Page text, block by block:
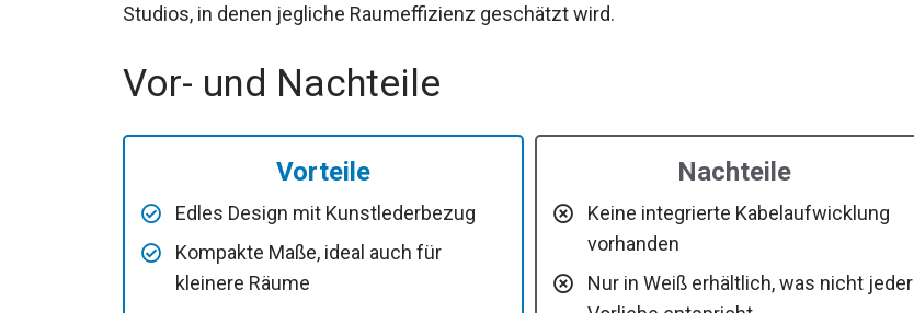
Studios, in denen jegliche Raumeffizienz geschätzt wird.
Vor- und Nachteile
Vorteile
Edles Design mit Kunstlederbezug
Kompakte Maße, ideal auch für
kleinere Räume
Nachteile
Keine integrierte Kabelaufwicklung
vorhanden
Nur in Weiß erhältlich, was nicht jeder